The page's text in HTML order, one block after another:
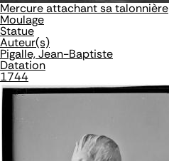
Mercure attachant sa talonnière
Moulage
Statue
Auteur(s)
Pigalle, Jean-Baptiste
Datation
1744